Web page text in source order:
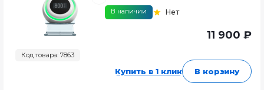
Код товара: 7863
В наличии Нет
11 900 ₽
Купить в 1 клик В корзину